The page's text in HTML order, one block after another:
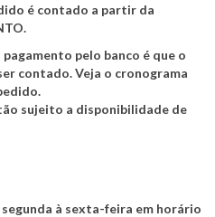
é contado a partir da
pelo banco é que o
contado. Veja o cronograma
sujeito a disponibilidade de
à sexta-feira em horário